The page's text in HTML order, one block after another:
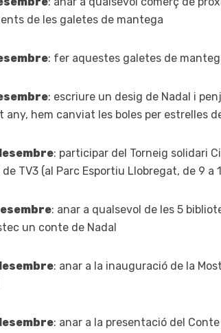
de les galetes de mantega
: fer aquestes galetes de
: escriure un desig de Nadal i
any, hem canviat les boles per estrelles
: participar del Torneig solidari
de TV3 (al Parc Esportiu Llobregat, de 9 a
: anar a qualsevol de les 5
un conte de Nadal
: anar a la inauguració de la
: anar a la presentació del